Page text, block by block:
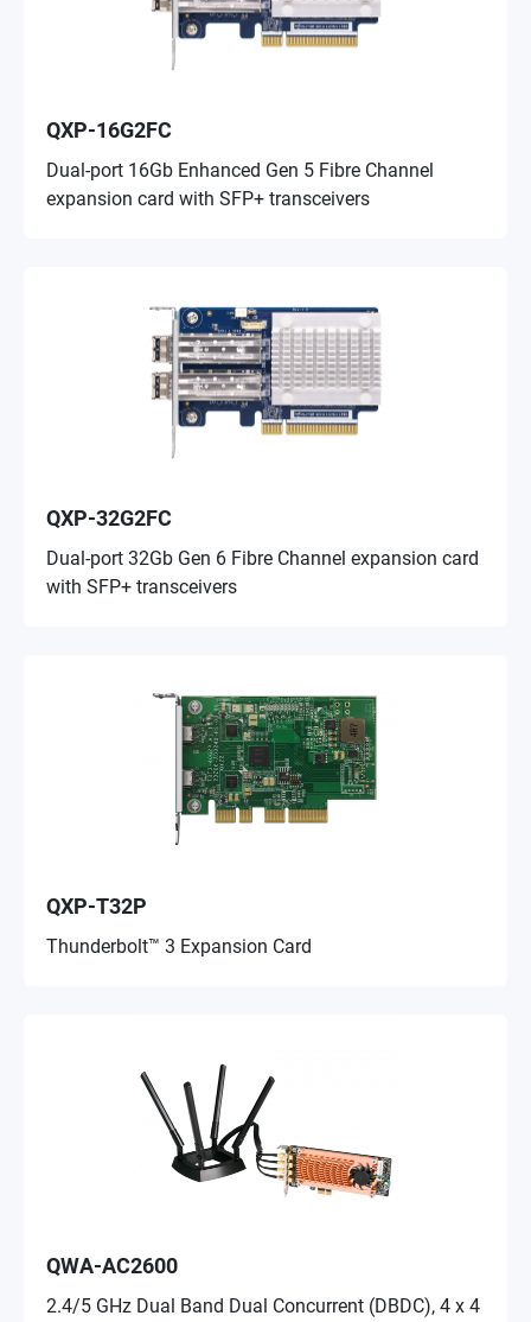
QXP-16G2FC
Dual-port 16Gb Enhanced Gen 5 Fibre Channel
expansion card with SFP+ transceivers
QXP-32G2FC
Dual-port 32Gb Gen 6 Fibre Channel expansion card
with SFP+ transceivers
QXP-T32P
Thunderbolt™ 3 Expansion Card
QWA-AC2600
2.4/5 GHz Dual Band Dual Concurrent (DBDC), 4 x 4